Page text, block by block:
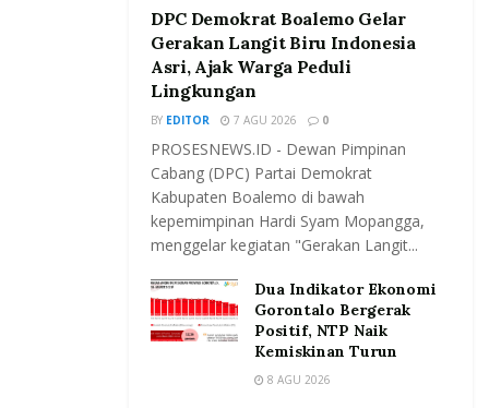
DPC Demokrat Boalemo Gelar
Gerakan Langit Biru Indonesia
Asri, Ajak Warga Peduli
Lingkungan
BY EDITOR 7 AGU 2026 0
PROSESNEWS.ID - Dewan Pimpinan
Cabang (DPC) Partai Demokrat
Kabupaten Boalemo di bawah
kepemimpinan Hardi Syam Mopangga,
menggelar kegiatan "Gerakan Langit...
Dua Indikator Ekonomi
Gorontalo Bergerak
Positif, NTP Naik
Kemiskinan Turun
8 AGU 2026